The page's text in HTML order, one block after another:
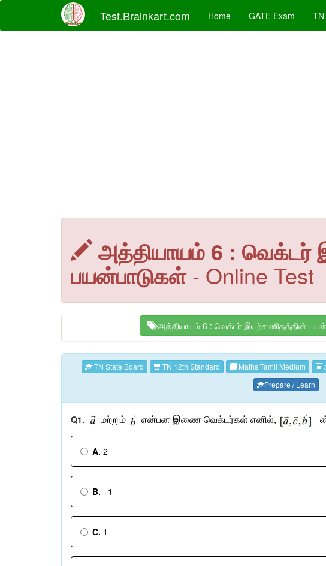
Test.Brainkart.com Home GATE Exam
அத்தியாயம் 6 :
பயன்பாடுகள்- Online Test
அத்தியாயம் 6 : வெக்டர் இயற்கணிதத்தின்
TN State Board TN 12th Standard Maths Tamil Medium
Prepare / Learn
Q1. மற்றும் என்பன இணை வெக்டர்கள் எனில், –
A. 2
B. −1
C. 1